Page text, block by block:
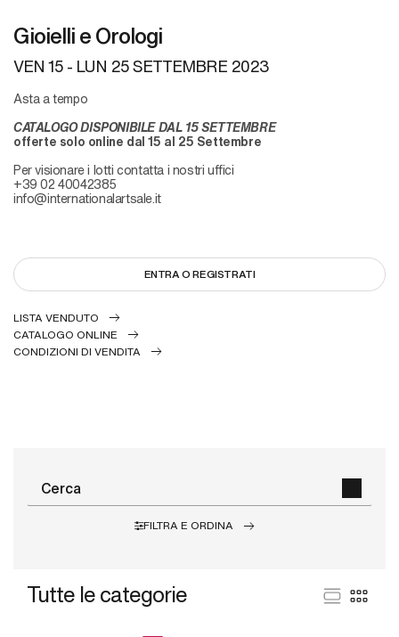
Gioielli e Orologi
VEN15 - LUN 25 SETTEMBRE 2023
Asta a tempo
CATALOGO DISPONIBILE DAL 15 SETTEMBRE
offerte solo online dal 15 al 25 Settembre
Per visionare i lotti contatta i nostri uffici
+39 02 40042385
info@internationalartsale.it
ENTRA O REGISTRATI
LISTA VENDUTO
CATALOGO ONLINE
CONDIZIONI DI VENDITA
FILTRA E ORDINA
Tutte le categorie